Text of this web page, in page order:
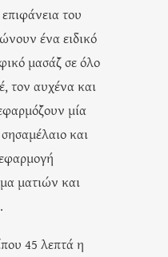
του
ένα ειδικό
μασάζ σε όλο
τον αυχένα και
μία
και
ματιών και
45 λεπτά η